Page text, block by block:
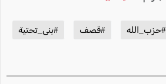
#حزب_الله #قصف #بنى_تحتية